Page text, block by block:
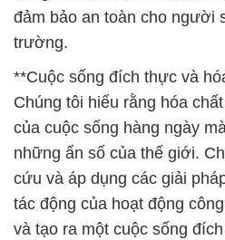
đảm bảo an toàn cho người
trường.
**Cuộc sống đích thực và
Chúng tôi hiểu rằng hóa
của cuộc sống hàng ngày
những ẩn số của thế giới.
cứu và áp dụng các giải
tác động của hoạt động
và tạo ra một cuộc sống